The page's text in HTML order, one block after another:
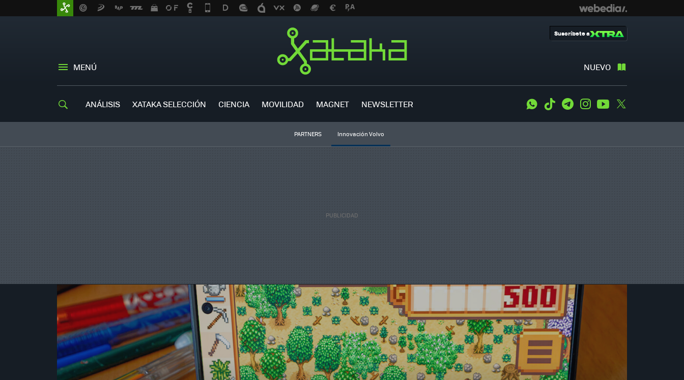
MENÚ NUEVO
Suscríbete a
ANÁLISIS XATAKA SELECCIÓN CIENCIA MOVILIDAD MAGNET NEWSLETTER WhatsApp
Tiktok TelegramInstagramYoutube
PARTNERS Innovación Volvo